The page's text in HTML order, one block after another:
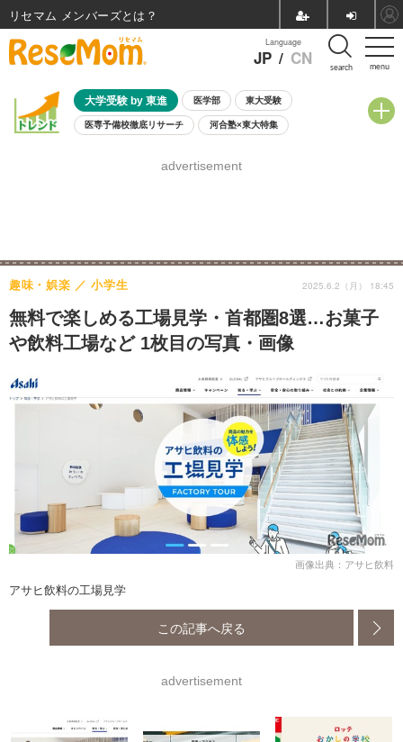
menu
Language
JP / CN search
大学受験 by 東進 医学部 東大受験
医専予備校徹底リサーチ 河合塾×東大特集
8月開催学校説明会・相談会
advertisement
無料で楽しめる工場見学・首都圏8選…お菓子
や飲料工場など 1枚目の写真・画像
趣味・娯楽 小学生 2025.6.2（月） 18:45
画像出典：アサヒ飲料
アサヒ飲料の工場見学
この記事へ戻る
advertisement
リセマム メンバーズ